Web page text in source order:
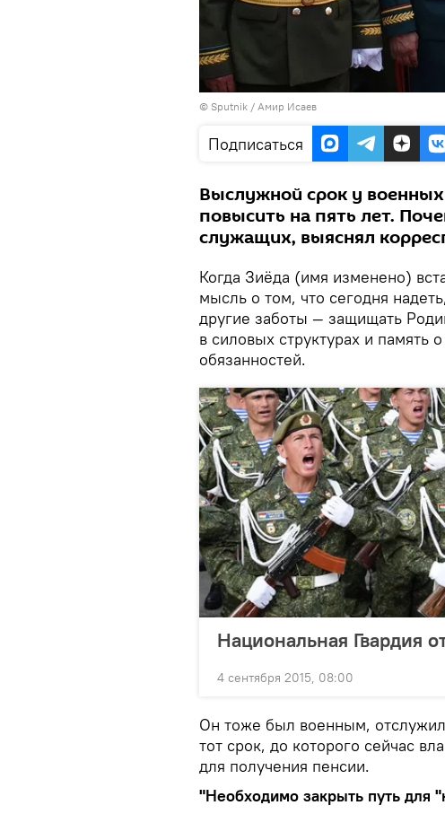
© Sputnik / Амир Исаев
Подписаться
Выслужной срок у
повысить на пять лет.
служащих, выяснял
Когда Зиёда (имя изменено)
мысль о том, что сегодня
другие заботы — защищать
в силовых структурах и
обязанностей.
Национальная Гвардия
4 сентября 2015, 08:00
Он тоже был военным, отслужил
тот срок, до которого сейчас
для получения пенсии.
"Необходимо закрыть путь для